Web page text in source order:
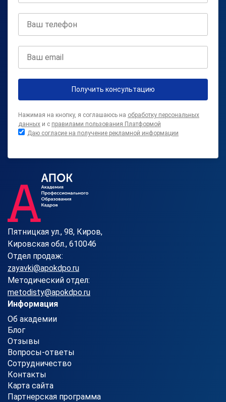
Получить консультацию
Нажимая на кнопку, я соглашаюсь на обработку персональных
данных и с правилами пользования Платформой
Даю согласие на получение рекламной информации
Пятницкая ул., 98, Киров,
Кировская обл., 610046
Отдел продаж:
zayavki@apokdpo.ru
Методический отдел:
metodisty@apokdpo.ru
Информация
Об академии
Блог
Отзывы
Вопросы-ответы
Сотрудничество
Контакты
Карта сайта
Партнерская программа